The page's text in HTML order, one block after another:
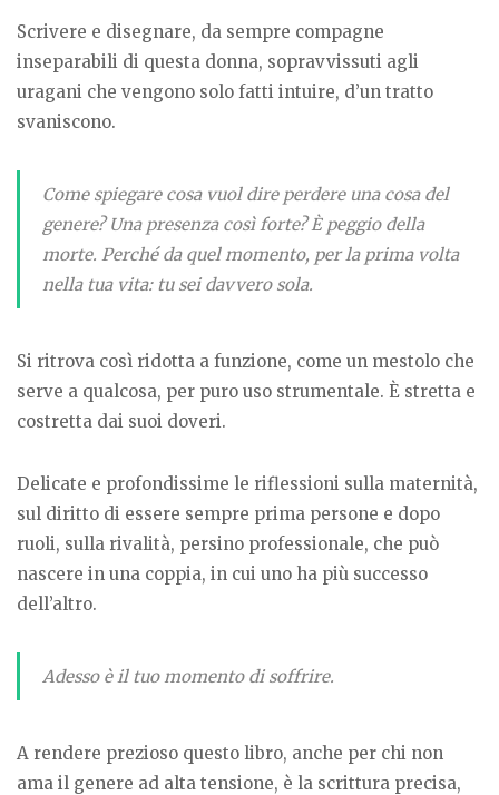
Scrivere e disegnare, da sempre compagne
inseparabili di questa donna, sopravvissuti agli
uragani che vengono solo fatti intuire, d’un tratto
svaniscono.
Come spiegare cosa vuol dire perdere una cosa del
genere? Una presenza così forte? È peggio della
morte. Perché da quel momento, per la prima volta
nella tua vita: tu sei davvero sola.
Si ritrova così ridotta a funzione, come un mestolo che
serve a qualcosa, per puro uso strumentale. È stretta e
costretta dai suoi doveri.
Delicate e profondissime le riflessioni sulla maternità,
sul diritto di essere sempre prima persone e dopo
ruoli, sulla rivalità, persino professionale, che può
nascere in una coppia, in cui uno ha più successo
dell’altro.
Adesso è il tuo momento di soffrire.
A rendere prezioso questo libro, anche per chi non
ama il genere ad alta tensione, è la scrittura precisa,